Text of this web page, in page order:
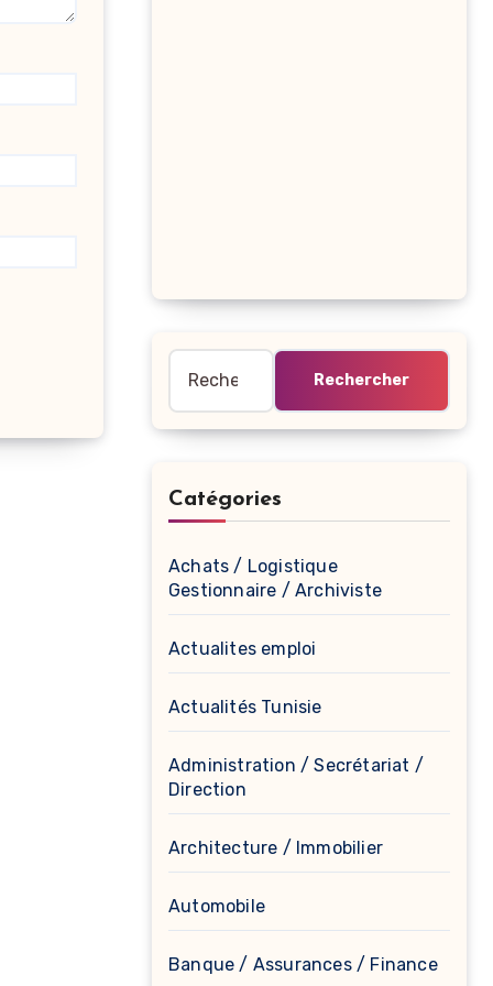
Catégories
Achats / Logistique
Gestionnaire / Archiviste
Actualites emploi
Actualités Tunisie
Administration / Secrétariat /
Direction
Architecture / Immobilier
Automobile
Banque / Assurances / Finance